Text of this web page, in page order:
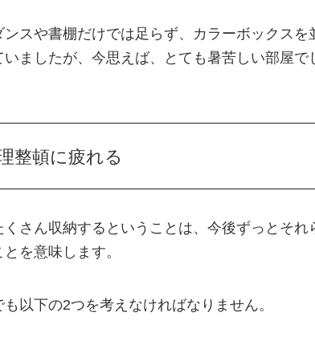
ンスや書棚だけでは足らず、カラーボックスを
いましたが、今思えば、とても暑苦しい部屋で
整頓に疲れる
くさん収納するということは、今後ずっとそ
を意味します。
も以下の2つを考えなければなりません。